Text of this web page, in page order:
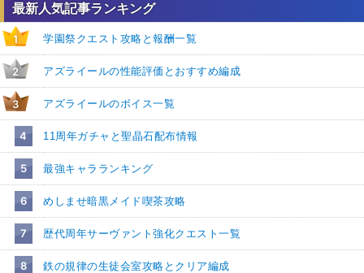
最新人気記事ランキング
1 学園祭クエスト攻略と報酬一覧
2 アズライールの性能評価とおすすめ編成
3 アズライールのボイス一覧
4 11周年ガチャと聖晶石配布情報
5 最強キャラランキング
6 めしませ暗黒メイド喫茶攻略
7 歴代周年サーヴァント強化クエスト一覧
8 鉄の規律の生徒会室攻略とクリア編成